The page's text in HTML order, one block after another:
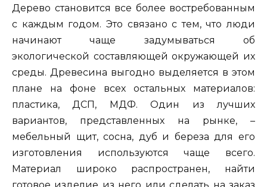
Дерево становится все более востребованным
с каждым годом. Это связано с тем, что люди
начинают чаще задумываться об
экологической составляющей окружающей их
среды. Древесина выгодно выделяется в этом
плане на фоне всех остальных материалов:
пластика, ДСП, МДФ. Один из лучших
вариантов, представленных на рынке, –
мебельный щит, сосна, дуб и береза для его
изготовления используются чаще всего.
Материал широко распространен, найти